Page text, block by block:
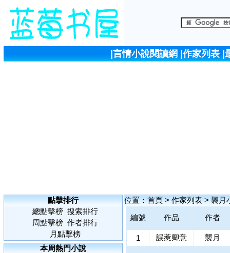
言情小說閱讀網 |作家列表|
點擊排行
總點擊榜 搜索排行
周點擊榜 作者排行
月點擊榜
本周熱門小說
位置：首頁>作家列表>襲月
編號
作品 作者
1 誤惹卿意 襲月